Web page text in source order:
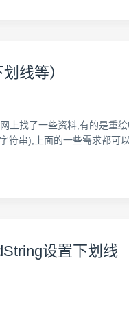
线等）
上找了一些资料,有的是重
串),上面的一些需求都可
设置下划线